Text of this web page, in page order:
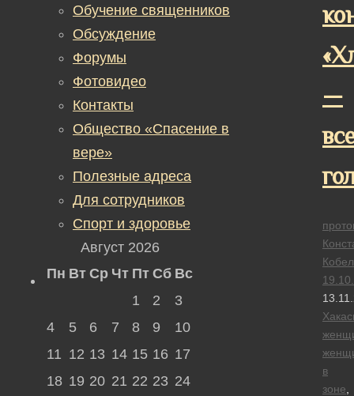
—
в
зоне
Обучение священников
Обсуждение
Форумы
Фотовидео
Контакты
Общество «Спасение в
вере»
Полезные адреса
Для сотрудников
Спорт и здоровье
Август 2026
Пн Вт Ср Чт Пт Сб Вс
1
2
3
4
5 6 7 8 9
10
11 12 13 14 15 16 17
18 19 20 21 22 23 24